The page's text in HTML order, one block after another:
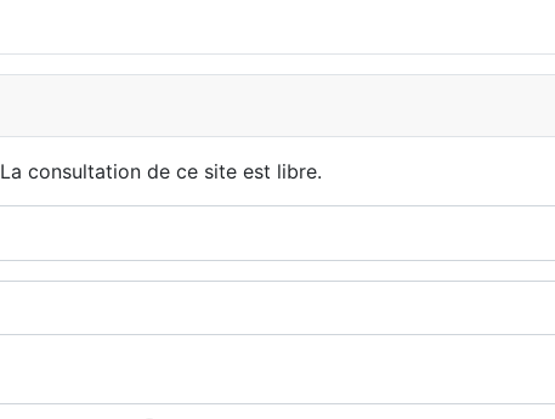
consultation de ce site est libre.